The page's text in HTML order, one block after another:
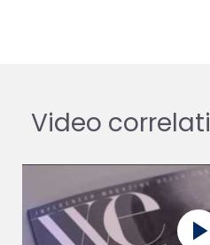
Video correlati